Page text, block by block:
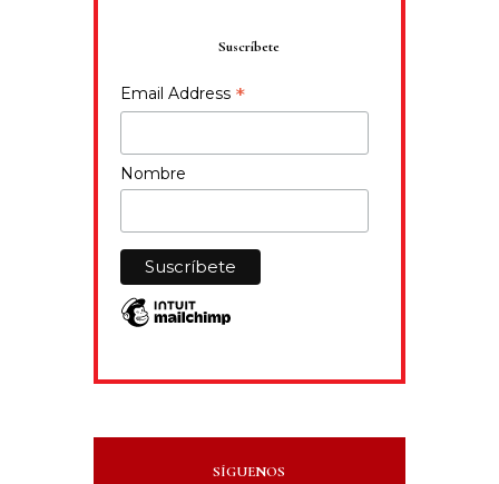
Suscríbete
Email Address *
Nombre
SÍGUENOS